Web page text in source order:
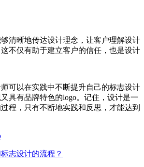
清晰地传达设计理念，让客户理解设计
不仅有助于建立客户的信任，也是设计
可以在实践中不断提升自己的标志设计
具有品牌特色的logo。记住，设计是一
程，只有不断地实践和反思，才能达到
志设计的流程？